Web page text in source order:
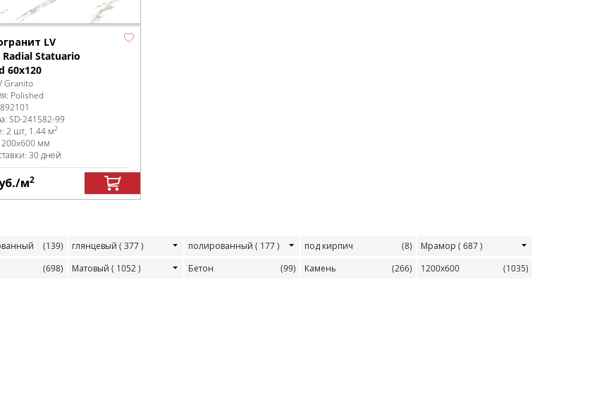
LV
Statuario
60x120
Granito
Polished
892101
SD-241582-99
: 2 шт, 1.44 м2
мм
30 дней
/м2
(139) глянцевый ( 377 ) полированный ( 177 ) под кирпич (8) Мрамор ( 687 )
(698) Матовый ( 1052 ) Бетон (99) Камень (266) 1200х600 (1035)